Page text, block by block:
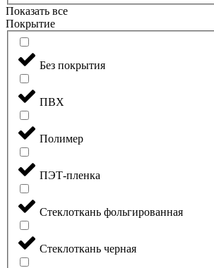
Показать все
Покрытие
Без покрытия
ПВХ
Полимер
ПЭТ-пленка
Стеклоткань фольгированная
Стеклоткань черная